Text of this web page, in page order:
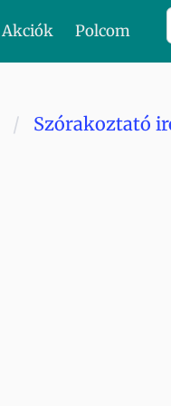
Akciók Polcom
Szórakoztató